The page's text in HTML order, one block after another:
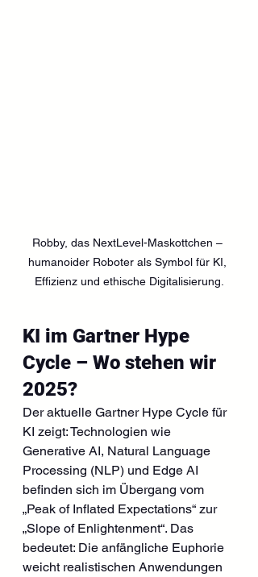
Robby, das NextLevel-Maskottchen –
humanoider Roboter als Symbol für KI,
Effizienz und ethische Digitalisierung.
KI im Gartner Hype
Cycle – Wo stehen wir
2025?
Der aktuelle Gartner Hype Cycle für
KI zeigt: Technologien wie
Generative AI, Natural Language
Processing (NLP) und Edge AI
befinden sich im Übergang vom
„Peak of Inflated Expectations“ zur
„Slope of Enlightenment“. Das
bedeutet: Die anfängliche Euphorie
weicht realistischen Anwendungen